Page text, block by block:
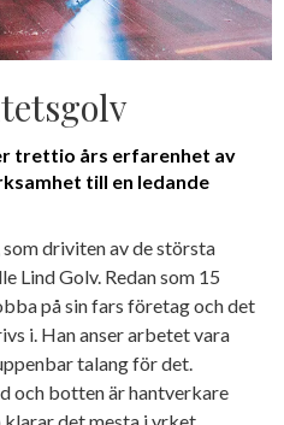
trettio års erfarenhet av
till en ledande
som driviten av de största
Lind Golv. Redan som 15
på sin fars företag och det
i. Han anser arbetet vara
talang för det.
och botten är hantverkare
det mesta i yrket.